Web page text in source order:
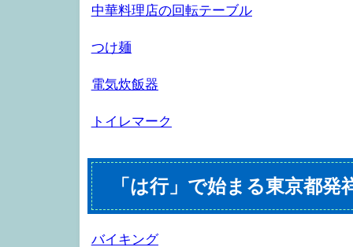
中華料理店の回転テーブル
つけ麺
電気炊飯器
トイレマーク
「は行」で始まる東京都発
バイキング